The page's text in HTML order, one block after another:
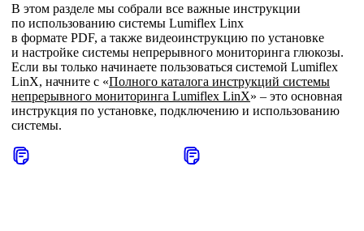
В этом разделе мы собрали все важные инструкции
по использованию системы Lumiflex Linx
в формате PDF, а также видеоинструкцию по установке
и настройке системы непрерывного мониторинга глюкозы.
Если вы только начинаете пользоваться системой Lumiflex
LinX, начните с «Полного каталога инструкций системы
непрерывного мониторинга Lumiflex LinX» – это основная
инструкция по установке, подключению и использованию
системы.